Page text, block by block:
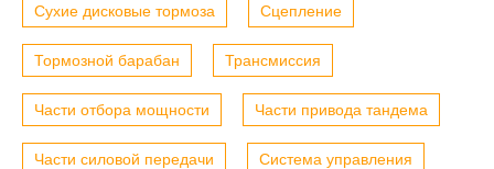
Сухие дисковые тормоза Сцепление
Тормозной барабан Трансмиссия
Части отбора мощности Части привода тандема
Части силовой передачи Система управления